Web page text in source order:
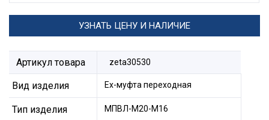
УЗНАТЬ ЦЕНУ И НАЛИЧИЕ
Артикул товара zeta30530
Вид изделия Ех-муфта переходная
Тип изделия МПВЛ-М20-М16